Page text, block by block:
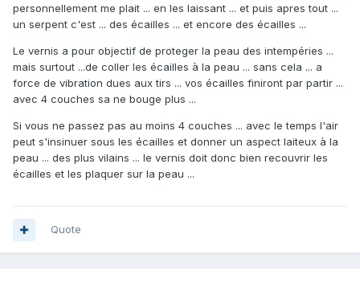
personnellement me plait ... en les laissant ... et puis apres tout ...
un serpent c'est ... des écailles ... et encore des écailles ...
Le vernis a pour objectif de proteger la peau des intempéries ...
mais surtout ...de coller les écailles à la peau ... sans cela ... a
force de vibration dues aux tirs ... vos écailles finiront par partir ...
avec 4 couches sa ne bouge plus ...
Si vous ne passez pas au moins 4 couches ... avec le temps l'air
peut s'insinuer sous les écailles et donner un aspect laiteux à la
peau ... des plus vilains ... le vernis doit donc bien recouvrir les
écailles et les plaquer sur la peau ...
Quote